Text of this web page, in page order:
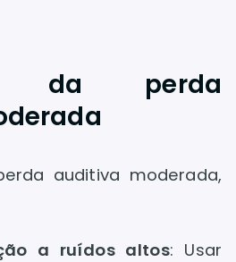
da perda
auditiva moderada,
a ruídos altos: Usar